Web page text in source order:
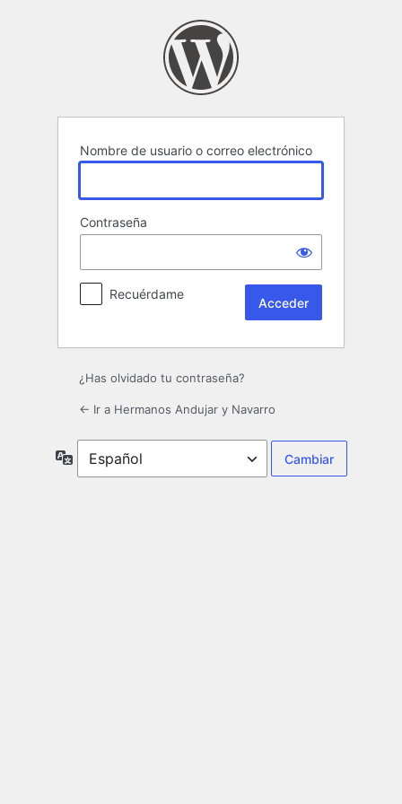
Nombre de usuario o correo electrónico
Contraseña
Recuérdame
¿Has olvidado tu contraseña?
← Ir a Hermanos Andujar y Navarro
Idioma